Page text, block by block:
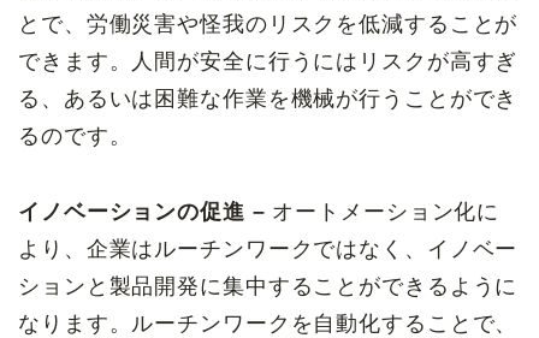
とで、労働災害や怪我のリスクを低減することが
できます。人間が安全に行うにはリスクが高すぎ
る、あるいは困難な作業を機械が行うことができ
るのです。
イノベーションの促進 – オートメーション化に
より、企業はルーチンワークではなく、イノベー
ションと製品開発に集中することができるように
なります。ルーチンワークを自動化することで、